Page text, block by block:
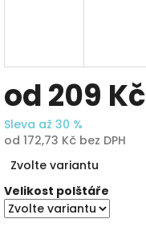
od209 Kč
Sleva až 30 %
od 172,73 Kč bez DPH
cena:
Zvolte variantu
Velikost polštáře